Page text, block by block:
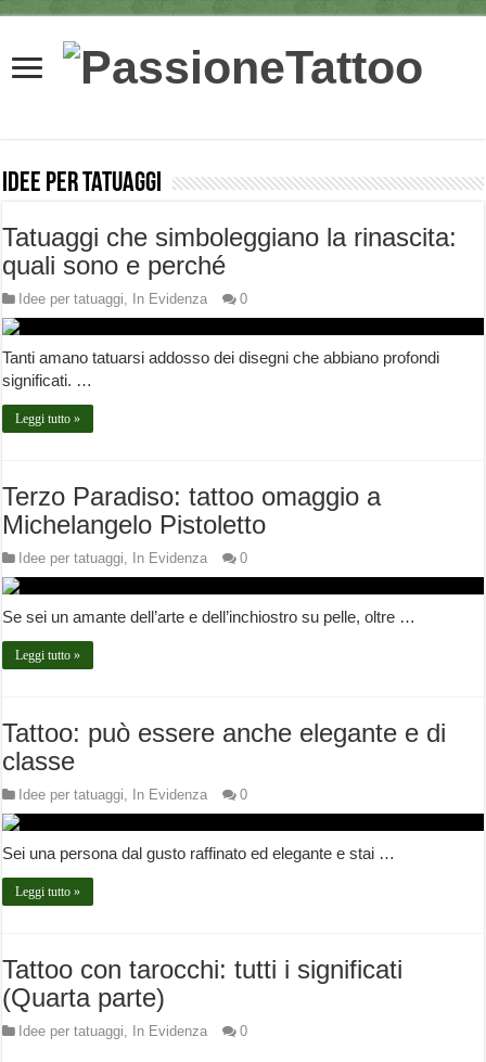
Idee per tatuaggi
Tatuaggi che simboleggiano la rinascita:
quali sono e perché
Idee per tatuaggi, In Evidenza 0
Tanti amano tatuarsi addosso dei disegni che abbiano profondi
significati. …
Leggi tutto »
Terzo Paradiso: tattoo omaggio a
Michelangelo Pistoletto
Idee per tatuaggi, In Evidenza 0
Se sei un amante dell’arte e dell’inchiostro su pelle, oltre …
Leggi tutto »
Tattoo: può essere anche elegante e di
classe
Idee per tatuaggi, In Evidenza 0
Sei una persona dal gusto raffinato ed elegante e stai …
Leggi tutto »
Tattoo con tarocchi: tutti i significati
(Quarta parte)
Idee per tatuaggi, In Evidenza 0